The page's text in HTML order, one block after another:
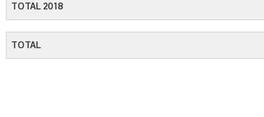
TOTAL 2018
TOTAL